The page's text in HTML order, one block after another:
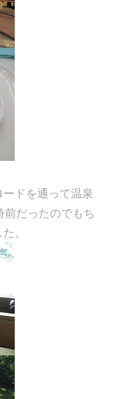
ドを通って温泉
だったのでもち
。